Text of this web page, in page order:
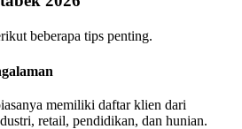
beberapa tips penting.
memiliki daftar klien dari
retail, pendidikan, dan hunian.